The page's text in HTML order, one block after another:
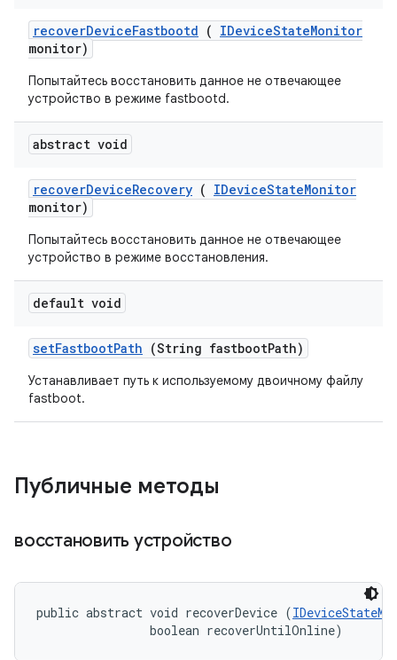
recoverDeviceFastbootd ( IDeviceStateMonitor
monitor)
Попытайтесь восстановить данное не отвечающее
устройство в режиме fastbootd.
abstract void
recoverDeviceRecovery ( IDeviceStateMonitor
monitor)
Попытайтесь восстановить данное не отвечающее
устройство в режиме восстановления.
default void
setFastbootPath (String fastbootPath)
Устанавливает путь к используемому двоичному файлу
fastboot.
Публичные методы
восстановить устройство
public abstract void recoverDevice (
                boolean recoverUntilOnline)